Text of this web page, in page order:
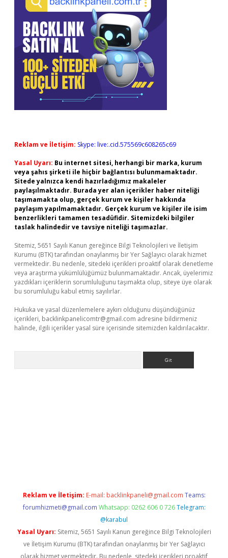
Reklam ve İletişim: Skype: live:.cid.575569c608265c69
Yasal Uyarı: Bu internet sitesi, herhangi bir marka, kurum
veya şahıs şirketi ile hiçbir bağlantısı bulunmamaktadır.
Sitede yalnızca kendi hazırladığımız makaleler
paylaşılmaktadır. Burada yer alan içerikler haber niteliği
taşımamakta olup, gerçek kurum ve kişiler hakkında
paylaşım yapılmamaktadır. Gerçek kurum ve kişiler ile isim
benzerlikleri tamamen tesadüfidir. Sitemizdeki bilgiler
taslak halindedir ve tavsiye niteliği taşımazlar.
Sitemiz, 5651 Sayılı Kanun gereğince Bilgi Teknolojileri ve İletişim
Kurumu (BTK) tarafından onaylanmış bir Yer Sağlayıcı olarak hizmet
vermektedir. Bu nedenle, sitedeki içerikleri proaktif olarak denetleme
veya araştırma yükümlülüğümüz bulunmamaktadır. Ancak, üyelerimiz
yazdıkları içeriklerin sorumluluğunu taşımakta olup, siteye üye olarak
bu sorumluluğu kabul etmiş sayılırlar.
Hukuka ve yasal düzenlemelere aykırı olduğunu düşündüğünüz
içerikleri, backlinkpanelicomtr@gmail.com adresine bildirmeniz
halinde, ilgili içerikler yasal süre içerisinde sitemizden kaldırılacaktır.
Reklam ve İletişim: E-mail: backlinkpaneli@gmail.com Teams:
forumhizmeti@gmail.com Whatsapp: 0262 606 0 726 Telegram:
@karabul
Yasal Uyarı: Sitemiz, 5651 Sayılı Kanun gereğince Bilgi Teknolojileri
ve İletişim Kurumu (BTK) tarafından onaylanmış bir Yer Sağlayıcı
olarak hizmet vermektedir. Bu nedenle, sitedeki içerikleri proaktif